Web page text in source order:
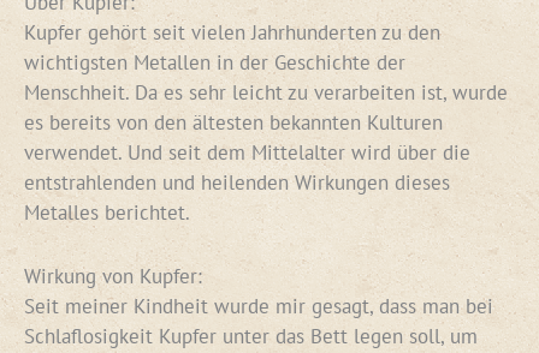
Kupfer gehört seit vielen Jahrhunderten zu den
wichtigsten Metallen in der Geschichte der
Menschheit. Da es sehr leicht zu verarbeiten ist, wurde
es bereits von den ältesten bekannten Kulturen
verwendet. Und seit dem Mittelalter wird über die
entstrahlenden und heilenden Wirkungen dieses
Metalles berichtet.
Wirkung von Kupfer:
Seit meiner Kindheit wurde mir gesagt, dass man bei
Schlaflosigkeit Kupfer unter das Bett legen soll, um